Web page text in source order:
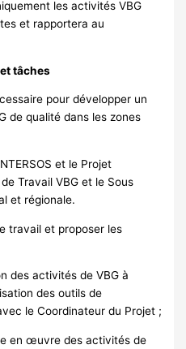
les activités VBG
et rapportera au
tâches
pour développer un
de qualité dans les zones
et le Projet
Travail VBG et le Sous
et régionale.
travail et proposer les
des activités de VBG à
des outils de
le Coordinateur du Projet ;
en œuvre des activités de